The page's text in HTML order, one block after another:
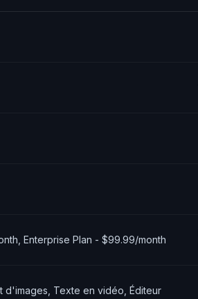
Enterprise Plan - $99.99/month
d'images, Texte en vidéo, Éditeur